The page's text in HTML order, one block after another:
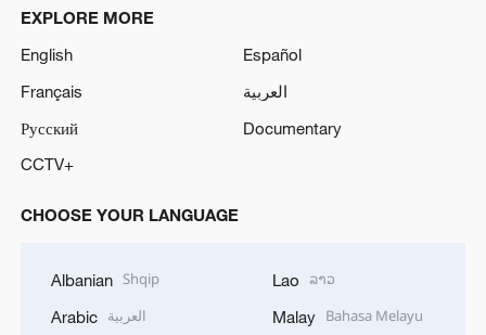
EXPLORE MORE
English
Español
Français
العربية
Русский
Documentary
CCTV+
CHOOSE YOUR LANGUAGE
Albanian Shqip
Arabic العربية
Lao ລາວ
Malay Bahasa Melayu